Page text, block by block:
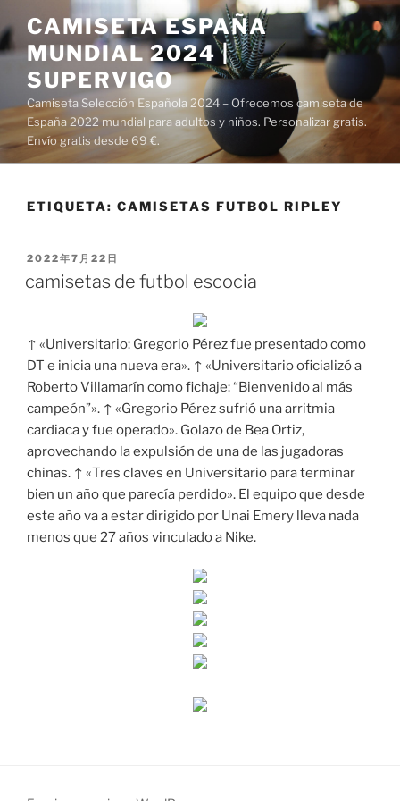
al
contenido
CAMISETA ESPAÑA
MUNDIAL 2024 |
SUPERVIGO
Camiseta Selección Española 2024 – Ofrecemos camiseta de
España 2022 mundial para adultos y niños. Personalizar gratis.
Envío gratis desde 69 €.
ETIQUETA: CAMISETAS FUTBOL RIPLEY
PUBLICADO
2022年7月22日
camisetas de futbol escocia
↑ «Universitario: Gregorio Pérez fue presentado como
DT e inicia una nueva era». ↑ «Universitario oficializó a
Roberto Villamarín como fichaje: “Bienvenido al más
campeón”». ↑ «Gregorio Pérez sufrió una arritmia
cardiaca y fue operado». Golazo de Bea Ortiz,
aprovechando la expulsión de una de las jugadoras
chinas. ↑ «Tres claves en Universitario para terminar
bien un año que parecía perdido». El equipo que desde
este año va a estar dirigido por Unai Emery lleva nada
menos que 27 años vinculado a Nike.